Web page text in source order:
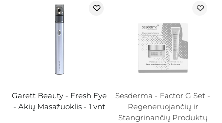
Garett Beauty - Fresh Eye
- Akių Masažuoklis - 1 vnt
Sesderma - Factor G Set -
Regeneruojančių ir
Stangrinančių Produktų